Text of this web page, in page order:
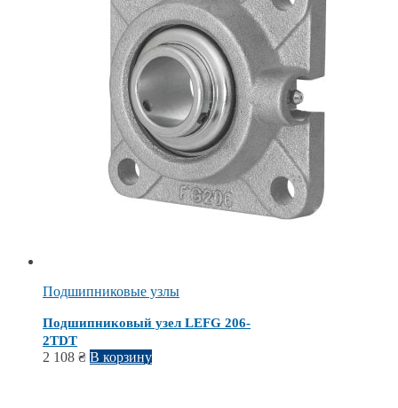
Подшипниковые узлы
Подшипниковый узел LEFG 206-
2TDT
2 108 ₴ В корзину